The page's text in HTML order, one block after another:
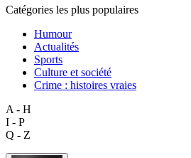
Catégories les plus populaires
Humour
Actualités
Sports
Culture et société
Crime : histoires vraies
A - H
I - P
Q - Z